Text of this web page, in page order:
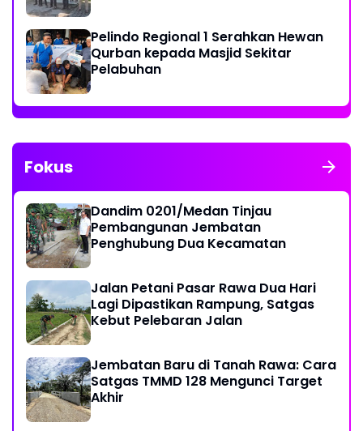
Pelindo Regional 1 Serahkan Hewan
Qurban kepada Masjid Sekitar
Pelabuhan
Fokus
Dandim 0201/Medan Tinjau
Pembangunan Jembatan
Penghubung Dua Kecamatan
Jalan Petani Pasar Rawa Dua Hari
Lagi Dipastikan Rampung, Satgas
Kebut Pelebaran Jalan
Jembatan Baru di Tanah Rawa: Cara
Satgas TMMD 128 Mengunci Target
Akhir